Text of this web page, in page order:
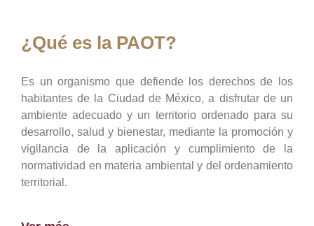
¿Qué es la PAOT?
Es un organismo que defiende los derechos de los
habitantes de la Ciudad de México, a disfrutar de un
ambiente adecuado y un territorio ordenado para su
desarrollo, salud y bienestar, mediante la promoción y
vigilancia de la aplicación y cumplimiento de la
normatividad en materia ambiental y del ordenamiento
territorial.